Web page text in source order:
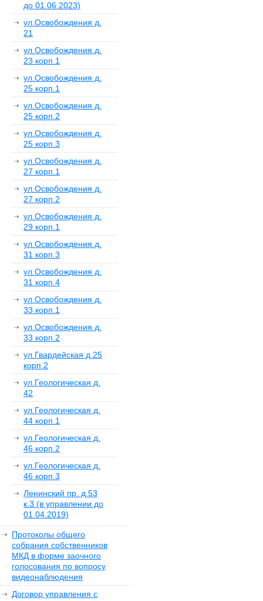
до 01.06.2023)
ул.Освобождения д.
21
ул.Освобождения д.
23 корп.1
ул.Освобождения д.
25 корп.1
ул.Освобождения д.
25 корп.2
ул.Освобождения д.
25 корп.3
ул.Освобождения д.
27 корп.1
ул.Освобождения д.
27 корп.2
ул.Освобождения д.
29 корп.1
ул.Освобождения д.
31 корп.3
ул.Освобождения д.
31 корп.4
ул.Освобождения д.
33 корп.1
ул.Освобождения д.
33 корп.2
ул.Гвардейская д.25
корп.2
ул.Геологическая д.
42
ул.Геологическая д.
44 корп.1
ул.Геологическая д.
46 корп.2
ул.Геологическая д.
46 корп.3
Ленинский пр. д.53
к.3 (в управлении до
01.04.2019)
Протоколы общего
собрания собственников
МКД в форме заочного
голосования по вопросу
видеонаблюдения
Договор управления с